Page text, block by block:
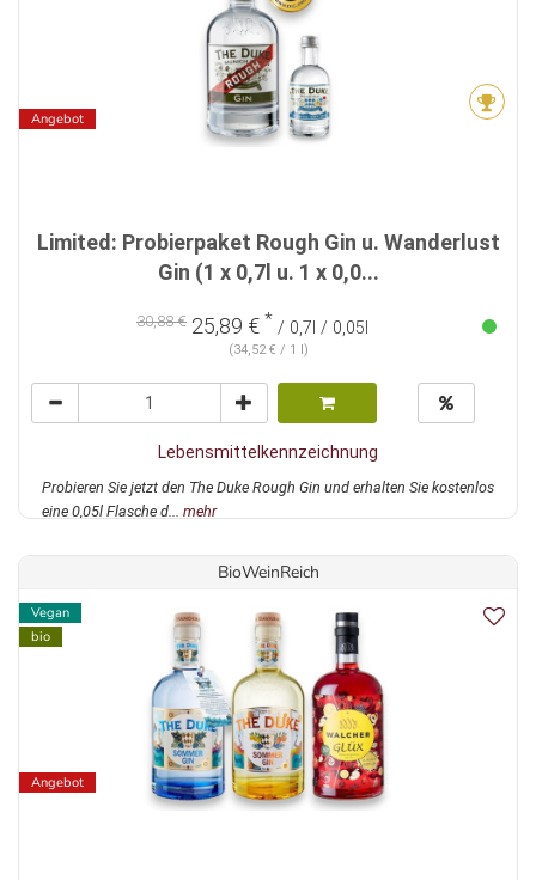
Angebot
Limited: Probierpaket Rough Gin u. Wanderlust
Gin (1 x 0,7l u. 1 x 0,0...
30,88 € 25,89 € * / 0,7l / 0,05l
(34,52 € / 1 l)
Lebensmittelkennzeichnung
Probieren Sie jetzt den The Duke Rough Gin und erhalten Sie kostenlos
eine 0,05l Flasche d... mehr
BioWeinReich
Vegan
bio
Angebot